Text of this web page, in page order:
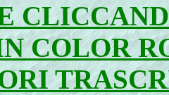
COLOR